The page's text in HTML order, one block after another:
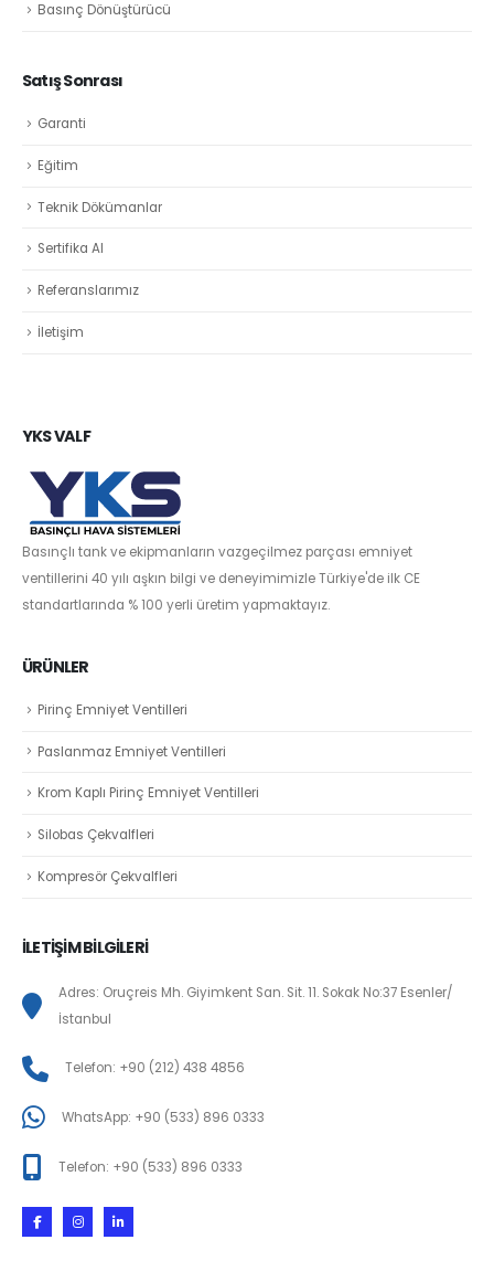
Basınç Dönüştürücü
Satış Sonrası
Garanti
Eğitim
Teknik Dökümanlar
Sertifika Al
Referanslarımız
İletişim
YKS VALF
Basınçlı tank ve ekipmanların vazgeçilmez parçası emniyet
ventillerini 40 yılı aşkın bilgi ve deneyimimizle Türkiye'de ilk CE
standartlarında % 100 yerli üretim yapmaktayız.
ÜRÜNLER
Pirinç Emniyet Ventilleri
Paslanmaz Emniyet Ventilleri
Krom Kaplı Pirinç Emniyet Ventilleri
Silobas Çekvalfleri
Kompresör Çekvalfleri
İLETİŞİM BİLGİLERİ
Adres: Oruçreis Mh. Giyimkent San. Sit. 11. Sokak No:37 Esenler/
İstanbul
Telefon: +90 (212) 438 4856
WhatsApp: +90 (533) 896 0333
Telefon: +90 (533) 896 0333